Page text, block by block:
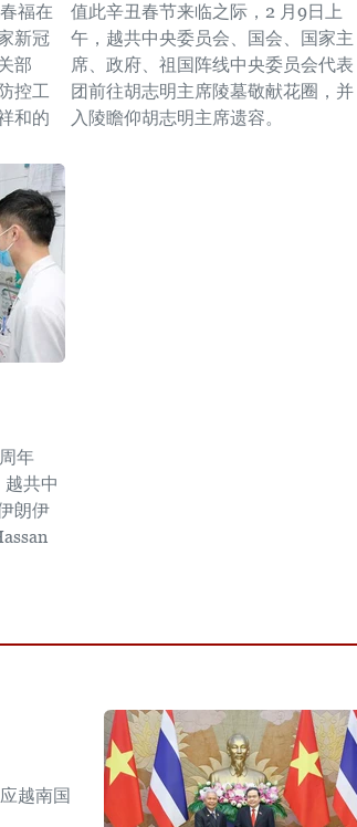
福在
新冠
部
控工
和的
值此辛丑春节来临之际，2 月9日上
午，越共中央委员会、国会、国家主
席、政府、祖国阵线中央委员会代表
团前往胡志明主席陵墓敬献花圈，并
入陵瞻仰胡志明主席遗容。
年
越共中
朗伊
越南国